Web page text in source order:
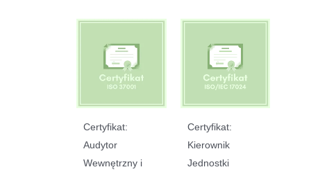
Certyfikat:
Audytor
Wewnętrzny i
Certyfikat:
Kierownik
Jednostki